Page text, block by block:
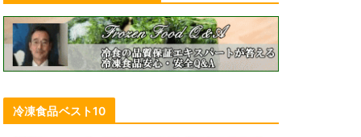
冷凍食品ベスト10